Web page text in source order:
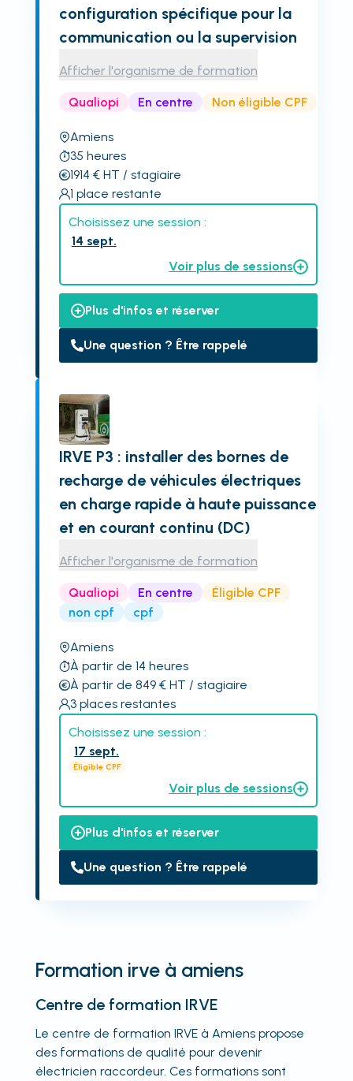
configuration spécifique pour la
communication ou la supervision
Afficher l'organisme de formation
Qualiopi En centre Non éligible CPF
Amiens
35 heures
1914 € HT / stagiaire
1 place restante
Choisissez une session :
14 sept.
Voir plus de sessions
Plus d'infos et réserver
Une question ? Être rappelé
IRVE P3 : installer des bornes de
recharge de véhicules électriques
en charge rapide à haute puissance
et en courant continu (DC)
Afficher l'organisme de formation
Qualiopi En centre
Éligible CPF
non cpf
cpf
Amiens
À partir de 14 heures
À partir de 849€ HT / stagiaire
3 places restantes
Choisissez une session :
17 sept.
Éligible CPF
Voir plus de sessions
Plus d'infos et réserver
Une question ? Être rappelé
Formation irve à amiens
Centre de formation IRVE
Le centre de formation IRVE à Amiens propose
des formations de qualité pour devenir
électricien raccordeur. Ces formations sont